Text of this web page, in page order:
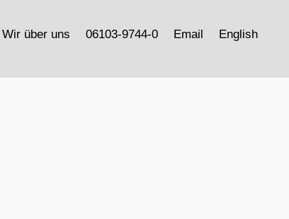
Wir über uns 06103-9744-0 Email English